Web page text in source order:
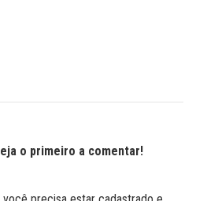
o primeiro a comentar!